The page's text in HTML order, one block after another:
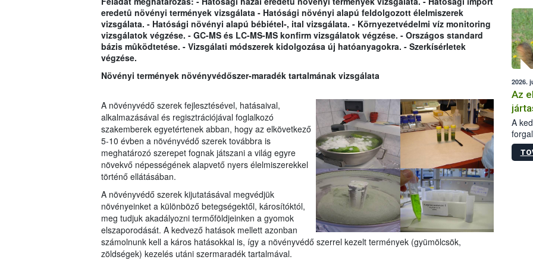
eredetû növényi termények vizsgálata - Hatósági növényi alapú feldolgozott élelmiszerek
vizsgálata. - Hatósági növényi alapú bébiétel-, ital vizsgálata. - Környezetvédelmi víz monitoring
vizsgálatok végzése. - GC-MS és LC-MS-MS konfirm vizsgálatok végzése. - Országos standard
bázis mûködtetése. - Vizsgálati módszerek kidolgozása új hatóanyagokra. - Szerkísérletek
végzése.
Növényi termények növényvédőszer-maradék tartalmának vizsgálata
A növényvédő szerek fejlesztésével, hatásaival,
alkalmazásával és regisztrációjával foglalkozó
szakemberek egyetértenek abban, hogy az elkövetkező
5-10 évben a növényvédő szerek továbbra is
meghatározó szerepet fognak játszani a világ egyre
növekvő népességének alapvető nyers élelmiszerekkel
történő ellátásában.
A növényvédő szerek kijutatásával megvédjük
növényeinket a különböző betegségektől, károsítóktól,
meg tudjuk akadályozni termőföldjeinken a gyomok
elszaporodását. A kedvező hatások mellett azonban
számolnunk kell a káros hatásokkal is, így a növényvédő szerrel kezelt termények (gyümölcsök,
zöldségek) kezelés utáni szermaradék tartalmával.
2026.
Az
A